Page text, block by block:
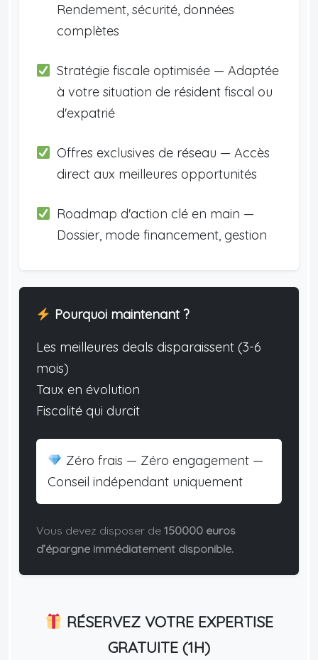
Rendement, sécurité, données
complètes
Stratégie fiscale optimisée — Adaptée
à votre situation de résident fiscal ou
d'expatrié
Offres exclusives de réseau — Accès
direct aux meilleures opportunités
Roadmap d'action clé en main —
Dossier, mode financement, gestion
Pourquoi maintenant ?
Les meilleures deals disparaissent (3-6
mois)
Taux en évolution
Fiscalité qui durcit
Zéro frais — Zéro engagement —
Conseil indépendant uniquement
Vous devez disposer de 150000 euros
d’épargne immédiatement disponible.
RÉSERVEZ VOTRE EXPERTISE
GRATUITE (1H)